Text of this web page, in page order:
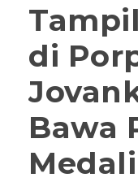
di
Bawa